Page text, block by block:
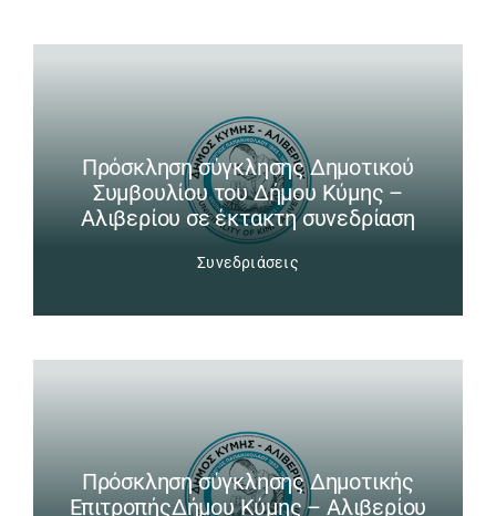
Πρόσκληση σύγκλησης Δημοτικού
Συμβουλίου του Δήμου Κύμης –
Αλιβερίου σε έκτακτη συνεδρίαση
Συνεδριάσεις
Πρόσκληση σύγκλησης Δημοτικής
ΕπιτροπήςΔήμου Κύμης – Αλιβερίου